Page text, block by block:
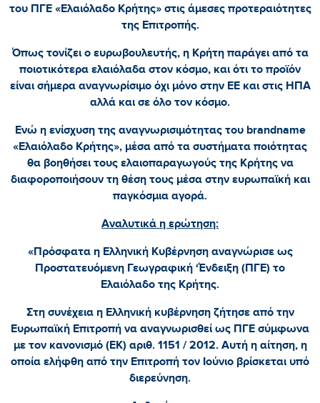
του ΠΓΕ «Ελαιόλαδο Κρήτης» στις άμεσες προτεραιότητες
της Επιτροπής.
Όπως τονίζει ο ευρωβουλευτής, η Κρήτη παράγει από τα
ποιοτικότερα ελαιόλαδα στον κόσμο, και ότι το προϊόν
είναι σήμερα αναγνωρίσιμο όχι μόνο στην ΕΕ και στις ΗΠΑ
αλλά και σε όλο τον κόσμο.
Ενώ η ενίσχυση της αναγνωρισιμότητας του brandname
«Ελαιόλαδο Κρήτης», μέσα από τα συστήματα ποιότητας
θα βοηθήσει τους ελαιοπαραγωγούς της Κρήτης να
διαφοροποιήσουν τη θέση τους μέσα στην ευρωπαϊκή και
παγκόσμια αγορά.
Αναλυτικά η ερώτηση:
«Πρόσφατα η Ελληνική Κυβέρνηση αναγνώρισε ως
Προστατευόμενη Γεωγραφική ‘Ένδειξη (ΠΓΕ) το
Ελαιόλαδο της Κρήτης.
Στη συνέχεια η Ελληνική κυβέρνηση ζήτησε από την
Ευρωπαϊκή Επιτροπή να αναγνωρισθεί ως ΠΓΕ σύμφωνα
με τον κανονισμό (ΕΚ) αριθ. 1151 / 2012. Αυτή η αίτηση, η
οποία ελήφθη από την Επιτροπή τον Ιούνιο βρίσκεται υπό
διερεύνηση.